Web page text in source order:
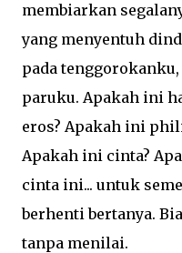
membiarkan
yang menyentuh
pada
paruku. Apakah ini
eros? Apakah ini
Apakah ini cinta?
cinta ini... untuk
berhenti bertanya.
tanpa menilai.